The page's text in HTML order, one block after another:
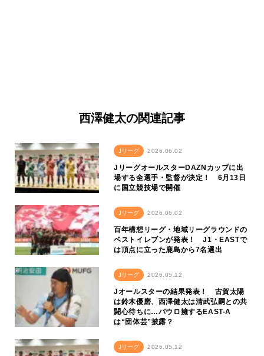
西澤健太の関連記事
Jリーグ 2026.06.02
JリーグオールスターDAZNカップに出
場する全選手・監督が決定！ 6月13日
に国立競技場で開催
Jリーグ 2026.06.02
百年構想リーグ・地域リーグラウンドの
ベストイレブンが発表！ J1・EASTで
は頂点に立った鹿島から7名選出
Jリーグ 2026.05.12
Jオールスターの結果発表！ 古賀太陽
は鈴木優磨、西澤健太は清武弘嗣との共
闘心待ちに…パウロ擁するEAST-A
は“団体芸”披露？
Jリーグ 2026.05.12